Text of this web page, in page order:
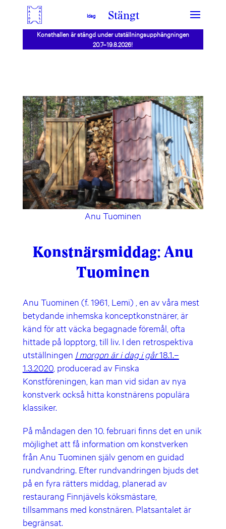
Idag Stängt
Konsthallen är stängd under utställningsupphängningen
20.7–19.8.2026!
Anu Tuominen
Konstnärsmiddag: Anu
Tuominen
Anu Tuominen (f. 1961, Lemi) , en av våra mest
betydande inhemska konceptkonstnärer, är
känd för att väcka begagnade föremål, ofta
hittade på lopptorg, till liv. I den retrospektiva
utställningen I morgon är i dag i går18.1.–
1.3.2020, producerad av Finska
Konstföreningen, kan man vid sidan av nya
konstverk också hitta konstnärens populära
klassiker.
På måndagen den 10. februari finns det en unik
möjlighet att få information om konstverken
från Anu Tuominen själv genom en guidad
rundvandring. Efter rundvandringen bjuds det
på en fyra rätters middag, planerad av
restaurang Finnjävels köksmästare,
tillsammans med konstnären. Platsantalet är
begränsat.